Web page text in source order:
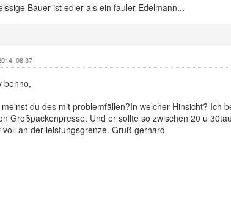
Bauer ist edler als ein fauler Edelmann...
08:37
benno,
du des mit problemfällen?In welcher Hinsicht? Ich
Großpackenpresse. Und er sollte so zwischen 20 u
voll an der leistungsgrenze. Gruß gerhard